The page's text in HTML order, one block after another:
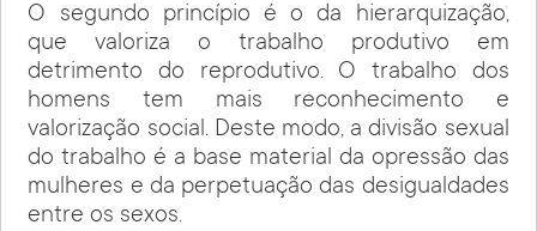
O segundo princípio é o da hierarquização,
que valoriza o trabalho produtivo em
detrimento do reprodutivo. O trabalho dos
homens tem mais reconhecimento e
valorização social. Deste modo, a divisão sexual
do trabalho é a base material da opressão das
mulheres e da perpetuação das desigualdades
entre os sexos.